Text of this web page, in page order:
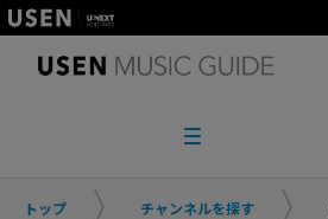
トップ チャンネルを探す